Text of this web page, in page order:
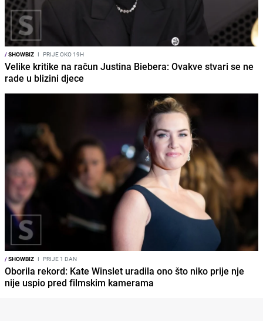
/SHOWBIZ I PRIJE OKO 19H
Velike kritike na račun Justina Biebera: Ovakve stvari se ne
rade u blizini djece
/SHOWBIZ I PRIJE 1 DAN
Oborila rekord: Kate Winslet uradila ono što niko prije nje
nije uspio pred filmskim kamerama